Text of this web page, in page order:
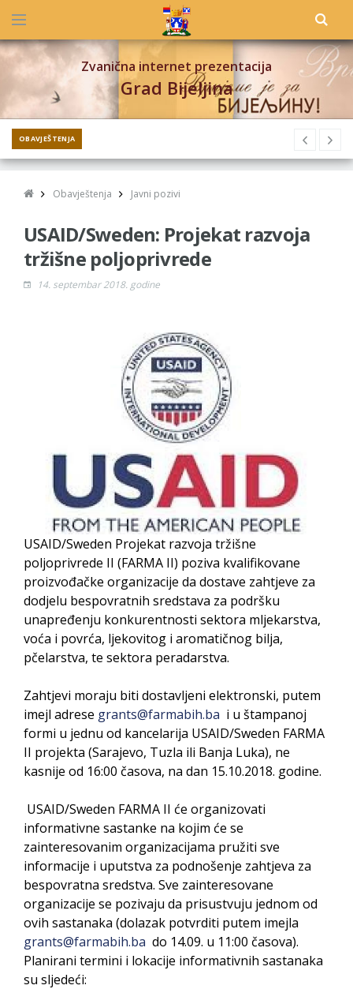
Zvanična internet prezentacija
Grad Bijeljina
OBAVJEŠTENJA
Obavještenja Javni pozivi
USAID/Sweden: Projekat razvoja
tržišne poljoprivrede
14. septembar 2018. godine
USAID/Sweden Projekat razvoja tržišne
poljoprivrede II (FARMA II) poziva kvalifikovane
proizvođačke organizacije da dostave zahtjeve za
dodjelu bespovratnih sredstava za podršku
unapređenju konkurentnosti sektora mljekarstva,
voća i povrća, ljekovitog i aromatičnog bilja,
pčelarstva, te sektora peradarstva.
Zahtjevi moraju biti dostavljeni elektronski, putem
imejl adrese grants@farmabih.ba i u štampanoj
formi u jednu od kancelarija USAID/Sweden FARMA
II projekta (Sarajevo, Tuzla ili Banja Luka), ne
kasnije od 16:00 časova, na dan 15.10.2018. godine.
USAID/Sweden FARMA II će organizovati
informativne sastanke na kojim će se
zainteresovanim organizacijama pružiti sve
informacije i uputstva za podnošenje zahtjeva za
bespovratna sredstva. Sve zainteresovane
organizacije se pozivaju da prisustvuju jednom od
ovih sastanaka (dolazak potvrditi putem imejla
grants@farmabih.ba do 14.09. u 11:00 časova).
Planirani termini i lokacije informativnih sastanaka
su sljedeći: